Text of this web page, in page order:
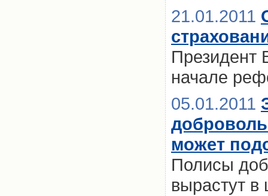
21.01.2011
Президент
начале
05.01.2011
может
Полисы
вырастут в